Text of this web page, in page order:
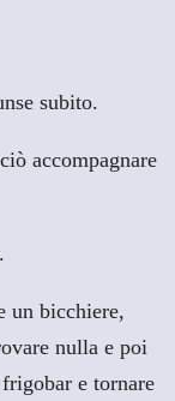
subito.
accompagnare
un bicchiere,
nulla e poi
e tornare